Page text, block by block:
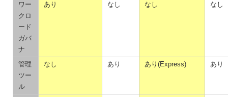
ワー
クロ
ード
ガバ
ナ
あり なし なし なし
管理
ツー
ル
なし あり あり(Express) あり